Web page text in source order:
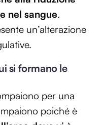
nel sangue.
un’alterazione
si formano le
per una
poiché è